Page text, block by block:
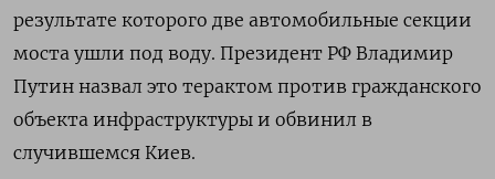
результате которого две автомобильные секции
моста ушли под воду. Президент РФ Владимир
Путин назвал это терактом против гражданского
объекта инфраструктуры и обвинил в
случившемся Киев.